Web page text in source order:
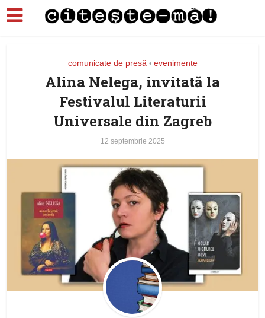
comunicate de presă • evenimente
Alina Nelega, invitată la
Festivalul Literaturii
Universale din Zagreb
12 septembrie 2025